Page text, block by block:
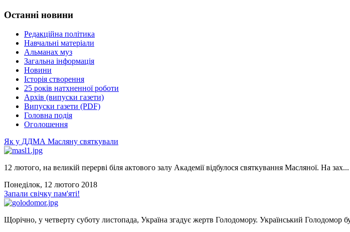
Останні новини
Редакційна політика
Навчальні матеріали
Альманах муз
Загальна інформація
Новини
Історія створення
25 років натхненної роботи
Архів (випуски газети)
Випуски газети (PDF)
Головна подія
Оголошення
Як у ДДМА Масляну святкували
12 лютого, на великій перерві біля актового залу Академії відбулося святкування Масляної. На зах...
Понеділок, 12 лютого 2018
Запали свічку пам'яті!
Щорічно, у четверту суботу листопада, Україна згадує жертв Голодомору. Український Голодомор